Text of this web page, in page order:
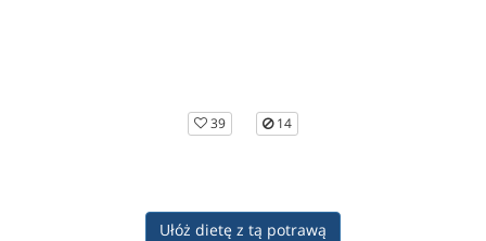
39 14
Ułóż dietę z tą potrawą